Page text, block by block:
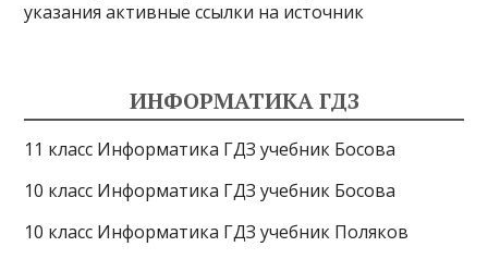
указания активные ссылки на источник
ИНФОРМАТИКА ГДЗ
11 класс Информатика ГДЗ учебник Босова
10 класс Информатика ГДЗ учебник Босова
10 класс Информатика ГДЗ учебник Поляков